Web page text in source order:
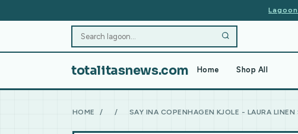
totalitasnews.com Home Shop All
HOME / / SAY INA COPENHAGEN KJOLE - LAURA